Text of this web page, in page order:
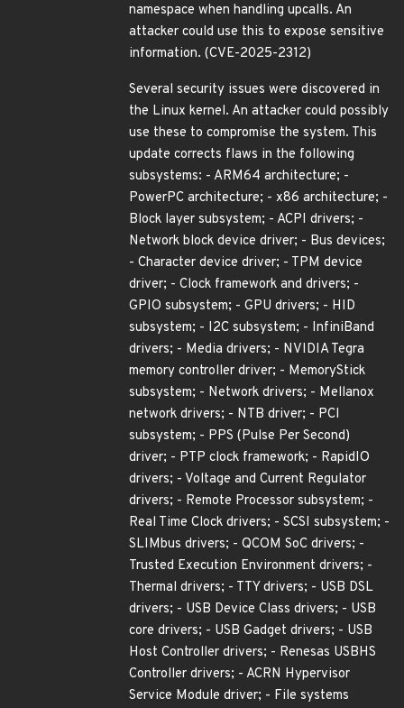
namespace when handling upcalls. An
attacker could use this to expose sensitive
information. (CVE-2025-2312)
Several security issues were discovered in
the Linux kernel. An attacker could possibly
use these to compromise the system. This
update corrects flaws in the following
subsystems: - ARM64 architecture; -
PowerPC architecture; - x86 architecture; -
Block layer subsystem; - ACPI drivers; -
Network block device driver; - Bus devices;
- Character device driver; - TPM device
driver; - Clock framework and drivers; -
GPIO subsystem; - GPU drivers; - HID
subsystem; - I2C subsystem; - InfiniBand
drivers; - Media drivers; - NVIDIA Tegra
memory controller driver; - MemoryStick
subsystem; - Network drivers; - Mellanox
network drivers; - NTB driver; - PCI
subsystem; - PPS (Pulse Per Second)
driver; - PTP clock framework; - RapidIO
drivers; - Voltage and Current Regulator
drivers; - Remote Processor subsystem; -
Real Time Clock drivers; - SCSI subsystem; -
SLIMbus drivers; - QCOM SoC drivers; -
Trusted Execution Environment drivers; -
Thermal drivers; - TTY drivers; - USB DSL
drivers; - USB Device Class drivers; - USB
core drivers; - USB Gadget drivers; - USB
Host Controller drivers; - Renesas USBHS
Controller drivers; - ACRN Hypervisor
Service Module driver; - File systems